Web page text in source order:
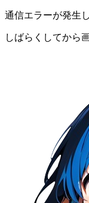
通信エラーが発生
しばらくしてから